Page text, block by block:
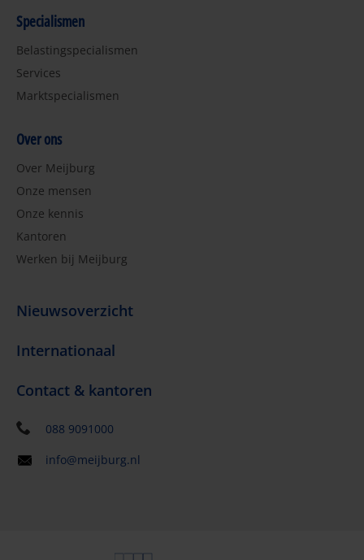
Specialismen
Belastingspecialismen
Services
Marktspecialismen
Over ons
Over Meijburg
Onze mensen
Onze kennis
Kantoren
Werken bij Meijburg
Nieuwsoverzicht
Internationaal
Contact & kantoren
088 9091000
info@meijburg.nl